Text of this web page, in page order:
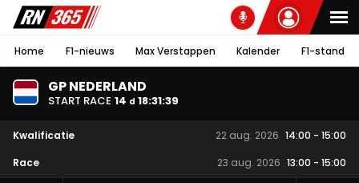
Home F1-nieuws Max Verstappen Kalender F1-stand
GP NEDERLAND
START RACE 14 d 18:31:38
Kwalificatie 22 aug. 2026 14:00 - 15:00
Race
23 aug. 2026 13:00 - 15:00